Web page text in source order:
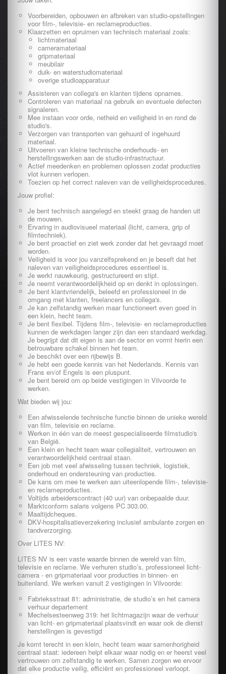
Voorbereiden, opbouwen en afbreken van studio-opstellingen
voor film-, televisie- en reclameproducties.
Klaarzetten en opruimen van technisch materiaal zoals:
lichtmateriaal
cameramateriaal
gripmateriaal
meubilair
duik- en waterstudiomateriaal
overige studioapparatuur
Assisteren van collega's en klanten tijdens opnames.
Controleren van materiaal na gebruik en eventuele defecten
signaleren.
Mee instaan voor orde, netheid en veiligheid in en rond de
studio's.
Verzorgen van transporten van gehuurd of ingehuurd
materiaal.
Uitvoeren van kleine technische onderhouds- en
herstellingswerken aan de studio-infrastructuur.
Actief meedenken en problemen oplossen zodat producties
vlot kunnen verlopen.
Toezien op het correct naleven van de veiligheidsprocedures.
Jouw profiel:
Je bent technisch aangelegd en steekt graag de handen uit
de mouwen.
Ervaring in audiovisueel materiaal (licht, camera, grip of
filmtechniek).
Je bent proactief en ziet werk zonder dat het gevraagd moet
worden.
Veiligheid is voor jou vanzelfsprekend en je beseft dat het
naleven van veiligheidsprocedures essentieel is.
Je werkt nauwkeurig, gestructureerd en stipt.
Je neemt verantwoordelijkheid op en denkt in oplossingen.
Je bent klantvriendelijk, beleefd en professioneel in de
omgang met klanten, freelancers en collega's.
Je kan zelfstandig werken maar functioneert even goed in
een klein, hecht team.
Je bent flexibel. Tijdens film-, televisie- en reclameproducties
kunnen de werkdagen langer zijn dan een standaard werkdag.
Je begrijpt dat dit eigen is aan de sector en vormt hierin een
betrouwbare schakel binnen het team.
Je beschikt over een rijbewijs B.
Je hebt een goede kennis van het Nederlands. Kennis van
Frans en/of Engels is een pluspunt.
Je bent bereid om op beide vestigingen in Vilvoorde te
werken.
Wat bieden wij jou:
Een afwisselende technische functie binnen de unieke wereld
van film, televisie en reclame.
Werken in één van de meest gespecialiseerde filmstudio's
van België.
Een klein en hecht team waar collegialiteit, vertrouwen en
verantwoordelijkheid centraal staan.
Een job met veel afwisseling tussen techniek, logistiek,
onderhoud en ondersteuning van producties.
De kans om mee te werken aan uiteenlopende film-, televisie-
en reclameproducties.
Voltijds arbeiderscontract (40 uur) van onbepaalde duur.
Marktconform salaris volgens PC 303.00.
Maaltijdcheques.
DKV-hospitalisatieverzekering inclusief ambulante zorgen en
tandverzorging.
Over LITES NV:
LITES NV is een vaste waarde binnen de wereld van film,
televisie en reclame. We verhuren studio’s, professioneel licht-
camera - en gripmateriaal voor producties in binnen- en
buitenland. We werken vanuit 2 vestigingen in Vilvoorde:
Fabrieksstraat 81: administratie, de studio’s en het camera
verhuur departement
Mechelsesteenweg 319: het lichtmagazijn waar de verhuur
van licht- en gripmateriaal plaatsvindt en waar ook de dienst
herstellingen is gevestigd
Je komt terecht in een klein, hecht team waar samenhorigheid
centraal staat: iedereen helpt elkaar waar nodig en er heerst veel
vertrouwen om zelfstandig te werken. Samen zorgen we ervoor
dat elke productie veilig, efficiënt en professioneel verloopt.